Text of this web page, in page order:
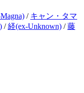
/ キャン・タマ
/経(ex-Unknown) /藤